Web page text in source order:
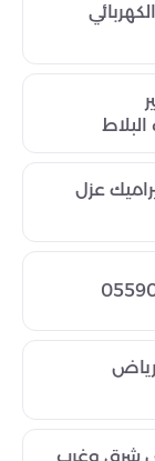
عزل
شرق وغرب